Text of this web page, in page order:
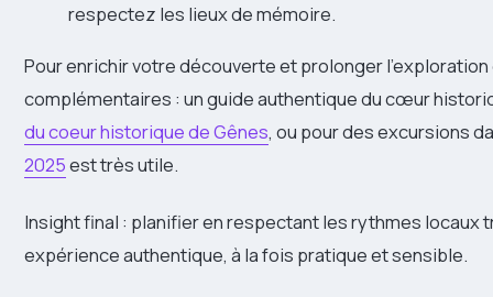
respectez les lieux de mémoire.
Pour enrichir votre découverte et prolonger
complémentaires : un guide authentique du cœur
du coeur historique de Gênes, ou pour des excursions
2025est très utile.
Insight final : planifier en respectant les rythmes locaux
expérience authentique, à la fois pratique et sensible.